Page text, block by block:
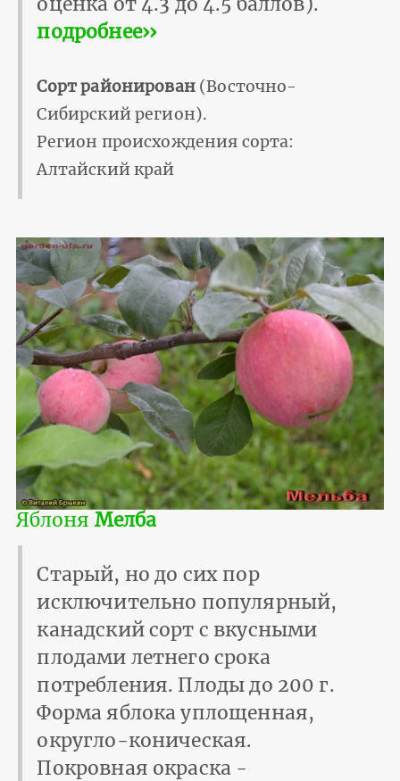
подробнее››
Сорт районирован(Восточно-
Сибирский регион).
Регион происхождения сорта:
Алтайский край
Яблоня Мелба
Старый, но до сих пор
исключительно популярный,
канадский сорт с вкусными
плодами летнего срока
потребления. Плоды до 200 г.
Форма яблока уплощенная,
округло-коническая.
Покровная окраска -